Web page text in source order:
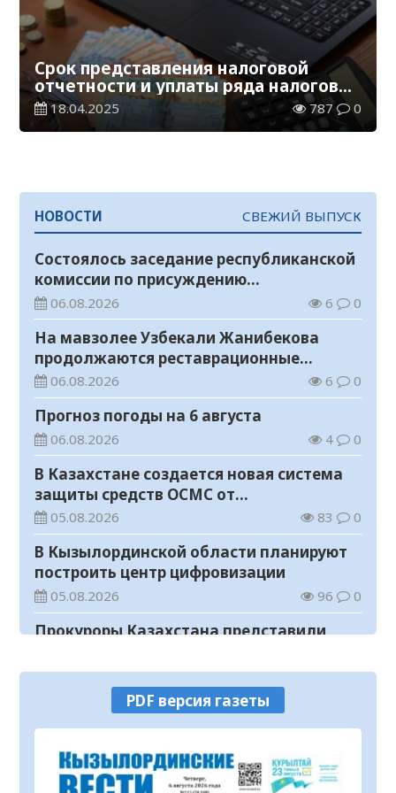
Срок представления налоговой
отчетности и уплаты ряда налогов
истекает 21 апреля
18.04.2025 787 0
НОВОСТИ СВЕЖИЙ ВЫПУСК
Состоялось заседание республиканской
комиссии по присуждению
образовательных грантов
06.08.2026 6 0
На мавзолее Узбекали Жанибекова
продолжаются реставрационные
работы
06.08.2026 6 0
Прогноз погоды на 6 августа
06.08.2026 4 0
В Казахстане создается новая система
защиты средств ОСМС от
необоснованных выплат
05.08.2026 83 0
В Кызылординской области планируют
построить центр цифровизации
05.08.2026 96 0
Прокуроры Казахстана представили
эксперту Кай-Фу Ли
05.08.2026 71 0
Уважаемые жители и гости города!
05.08.2026 78 0
В Кызылординской области вынесен
приговор организатору финансовой
PDF версия газеты